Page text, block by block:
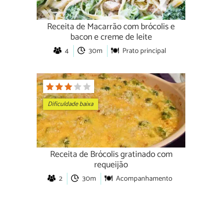
Receita de Macarrão com brócolis e
bacon e creme de leite
4 30m Prato principal
Dificuldade baixa
Receita de Brócolis gratinado com
requeijão
2 30m Acompanhamento